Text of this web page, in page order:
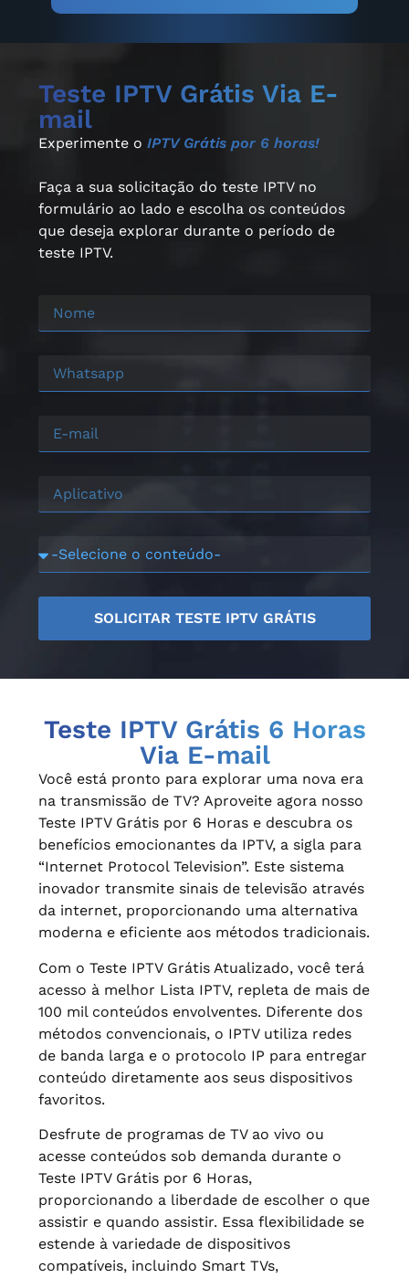
Teste IPTV Grátis Via E-
mail
Experimente o IPTV Grátis por 6 horas!
Faça a sua solicitação do teste IPTV no
formulário ao lado e escolha os conteúdos
que deseja explorar durante o período de
teste IPTV.
SOLICITAR TESTE IPTV GRÁTIS
Teste IPTV Grátis 6 Horas
Via E-mail
Você está pronto para explorar uma nova era
na transmissão de TV? Aproveite agora nosso
Teste IPTV Grátis por 6 Horas e descubra os
benefícios emocionantes da IPTV, a sigla para
“Internet Protocol Television”. Este sistema
inovador transmite sinais de televisão através
da internet, proporcionando uma alternativa
moderna e eficiente aos métodos tradicionais.
Com o Teste IPTV Grátis Atualizado, você terá
acesso à melhor Lista IPTV, repleta de mais de
100 mil conteúdos envolventes. Diferente dos
métodos convencionais, o IPTV utiliza redes
de banda larga e o protocolo IP para entregar
conteúdo diretamente aos seus dispositivos
favoritos.
Desfrute de programas de TV ao vivo ou
acesse conteúdos sob demanda durante o
Teste IPTV Grátis por 6 Horas,
proporcionando a liberdade de escolher o que
assistir e quando assistir. Essa flexibilidade se
estende à variedade de dispositivos
compatíveis, incluindo Smart TVs,